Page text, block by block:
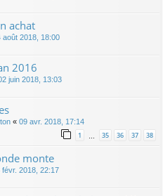
achat
août 2018, 18:00
2016
juin 2018, 13:03
« 09 avr. 2018, 17:14
1 … 35 36 37 38
monte
févr. 2018, 22:17